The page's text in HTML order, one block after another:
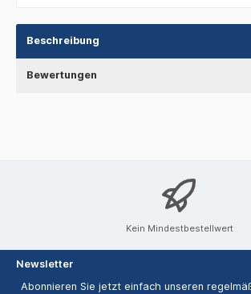
Beschreibung
Bewertungen
Kein Mindestbestellwert
Newsletter
Abonnieren Sie jetzt einfach unseren